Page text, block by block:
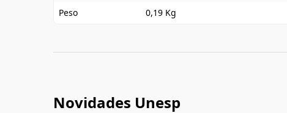
Peso
0,19 Kg
Novidades Unesp